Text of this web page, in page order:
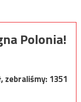
Polonia!
zebraliśmy:1351